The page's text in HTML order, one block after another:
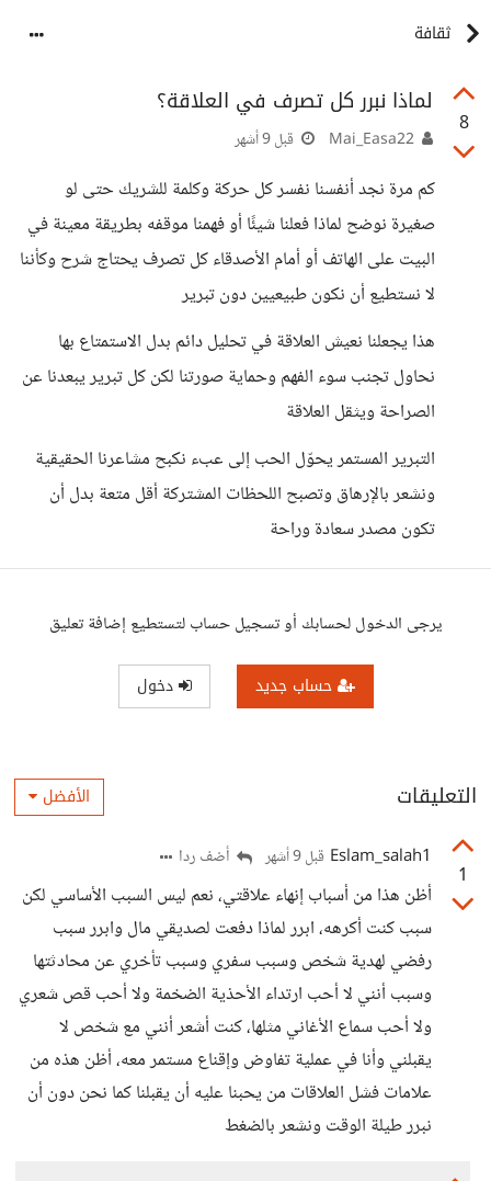
ثقافة
8
لماذا نبرر كل تصرف في العلاقة؟
قبل 9 أشهر
كم مرة نجد أنفسنا نفسر كل حركة وكلمة للشريك حتى لو
صغيرة نوضح لماذا فعلنا شيئًا أو فهمنا موقفه بطريقة معينة في
البيت على الهاتف أو أمام الأصدقاء كل تصرف يحتاج شرح وكأننا
لا نستطيع أن نكون طبيعيين دون تبرير
هذا يجعلنا نعيش العلاقة في تحليل دائم بدل الاستمتاع بها
نحاول تجنب سوء الفهم وحماية صورتنا لكن كل تبرير يبعدنا عن
الصراحة ويثقل العلاقة
التبرير المستمر يحوّل الحب إلى عبء نكبح مشاعرنا الحقيقية
ونشعر بالإرهاق وتصبح اللحظات المشتركة أقل متعة بدل أن
تكون مصدر سعادة وراحة
يرجى الدخول لحسابك أو تسجيل حساب لتستطيع إضافة تعليق
حساب جديد دخول
التعليقات الأفضل
1
Eslam_salah1 قبل 9 أشهر أضف ردا
أظن هذا من أسباب إنهاء علاقتي، نعم ليس السبب الأساسي لكن
سبب كنت أكرهه، ابرر لماذا دفعت لصديقي مال وابرر سبب
رفضي لهدية شخص وسبب سفري وسبب تأخري عن محادثتها
وسبب أنني لا أحب ارتداء الأحذية الضخمة ولا أحب قص شعري
ولا أحب سماع الأغاني مثلها، كنت أشعر أنني مع شخص لا
يقبلني وأنا في عملية تفاوض وإقناع مستمر معه، أظن هذه من
علامات فشل العلاقات من يحبنا عليه أن يقبلنا كما نحن دون أن
نبرر طيلة الوقت ونشعر بالضغط